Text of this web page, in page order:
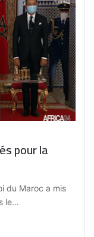
pour la
du Maroc a mis
le…